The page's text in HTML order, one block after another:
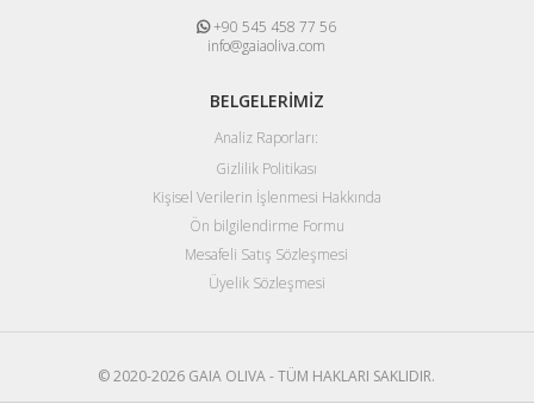
+90 545 458 77 56
info@gaiaoliva.com
BELGELERİMİZ
Analiz Raporları:
Gizlilik Politikası
Kişisel Verilerin İşlenmesi Hakkında
Ön bilgilendirme Formu
Mesafeli Satış Sözleşmesi
Üyelik Sözleşmesi
© 2020-2026 GAIA OLIVA - TÜM HAKLARI SAKLIDIR.